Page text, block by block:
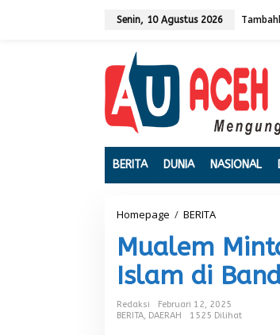
Senin, 10 Agustus 2026
BERITA DUNIA NASIONAL
Homepage / BERITA
m
M
i
Mualem
Islam di
Redaksi
Februari 12, 2025
BERITA, DAERAH 1525 Dilihat